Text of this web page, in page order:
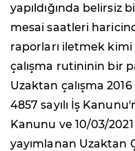
yapıldığında belirsiz
mesai saatleri
raporları iletmek
çalışma rutininin bir
Uzaktan çalışma
4857 sayılı İş
Kanunu ve 10/03/
yayımlanan Uzaktan